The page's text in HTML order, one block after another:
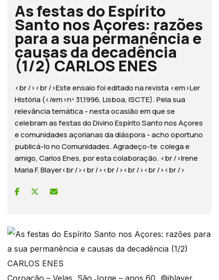
As festas do Espírito
Santo nos Açores: razões
para a sua permanência e
causas da decadência
(1/2) CARLOS ENES
<br /><br />Este ensaio foi editado na revista <em>Ler
História (</em>nº 31,1996, Lisboa, ISCTE). Pela sua
relevância temática - nesta ocasião em que se
celebram as festas do Divino Espírito Santo nos Açores
e comunidades açorianas da diáspora - acho oportuno
publicá-lo no Comunidades. Agradeço-te colega e
amigo, Carlos Enes, por esta colaboração. <br />Irene
Maria F. Blayer<br /><br /><br /><br /><br /><br />
Coroação – Velas, São Jorge – anos 60 ©iblayer